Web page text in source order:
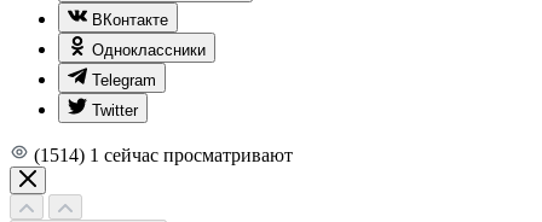
ВКонтакте
Одноклассники
Telegram
Twitter
(1514) 1 сейчас просматривают